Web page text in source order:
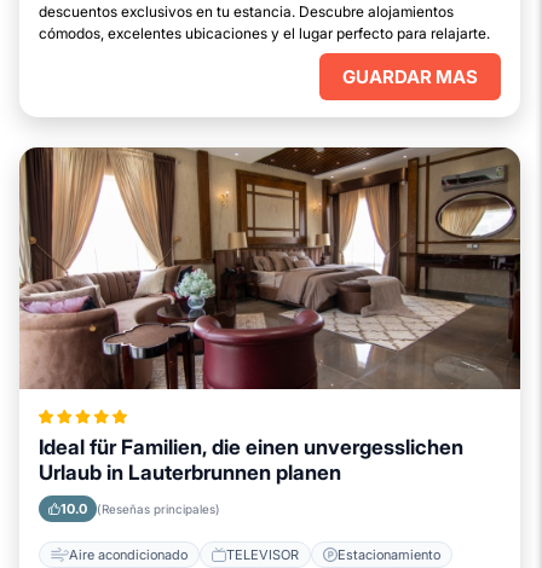
descuentos exclusivos en tu estancia. Descubre alojamientos
cómodos, excelentes ubicaciones y el lugar perfecto para relajarte.
GUARDAR MAS
Ideal für Familien, die einen unvergesslichen
Urlaub in Lauterbrunnen planen
10.0 (Reseñas principales)
Aire acondicionado TELEVISOR Estacionamiento